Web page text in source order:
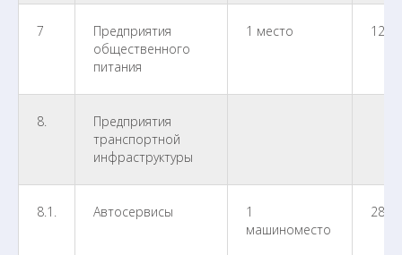
7
Предприятия
общественного
питания
1 место
8.
Предприятия
транспортной
инфраструктуры
8.1. Автосервисы
1
машиноместо